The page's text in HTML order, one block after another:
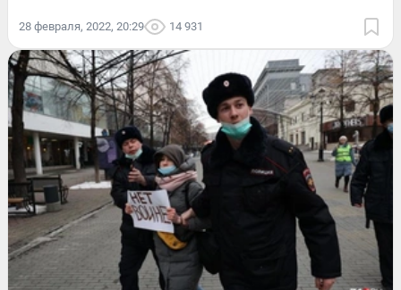
28 февраля, 2022, 20:29 14 931